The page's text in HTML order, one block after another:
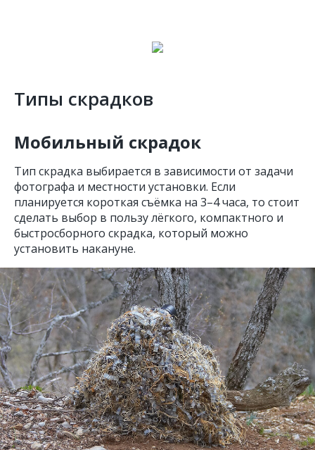
Типы скрадков
Мобильный скрадок
Тип скрадка выбирается в зависимости от задачи
фотографа и местности установки. Если
планируется короткая съёмка на 3–4 часа, то стоит
сделать выбор в пользу лёгкого, компактного и
быстросборного скрадка, который можно
установить накануне.